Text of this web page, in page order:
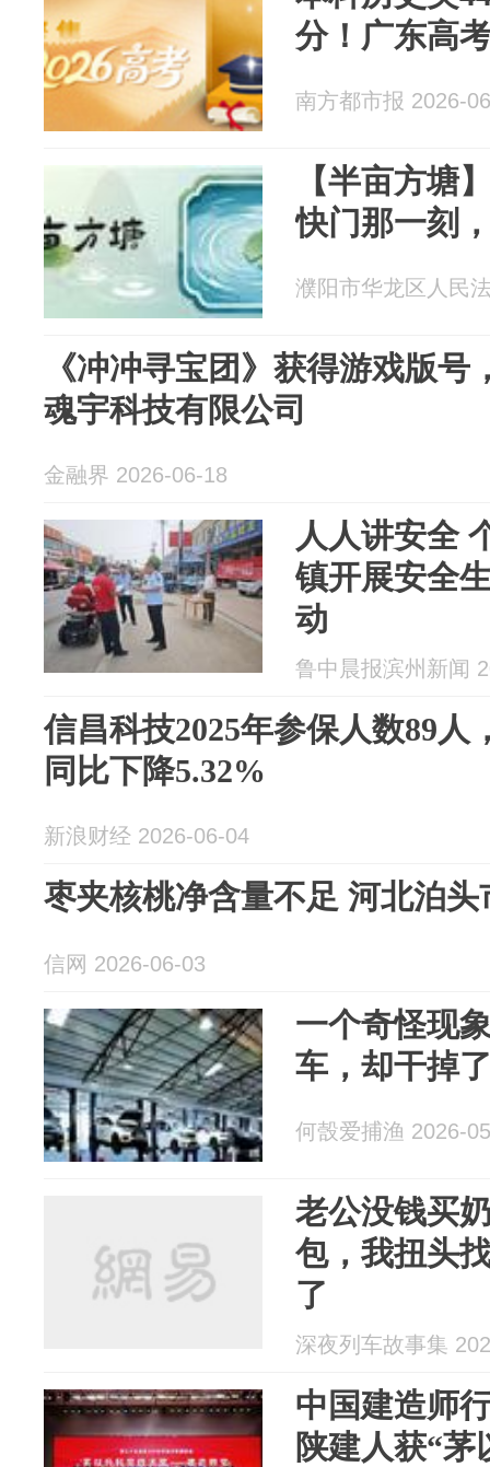
分！广东高
南方都市报 2026-
【半亩方塘
快门那一刻
濮阳市华龙区人民
《冲冲寻宝团》获得游戏版
魂宇科技有限公司
金融界 2026-06-18
人人讲安全
镇开展安全
动
鲁中晨报滨州新闻
信昌科技2025年参保人数89人
同比下降5.32%
新浪财经 2026-06-04
枣夹核桃净含量不足 河北泊
信网 2026-06-03
一个奇怪现
车，却干掉
何嗀爱捕渔 2026-
老公没钱买
包，我扭头
了
深夜列车故事集
中国建造师
陕建人获“